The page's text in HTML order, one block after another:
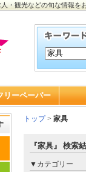
・観光などの旬な情報を
リーペーパー
トップ> 家具
『家具』 検
▼カテゴリー